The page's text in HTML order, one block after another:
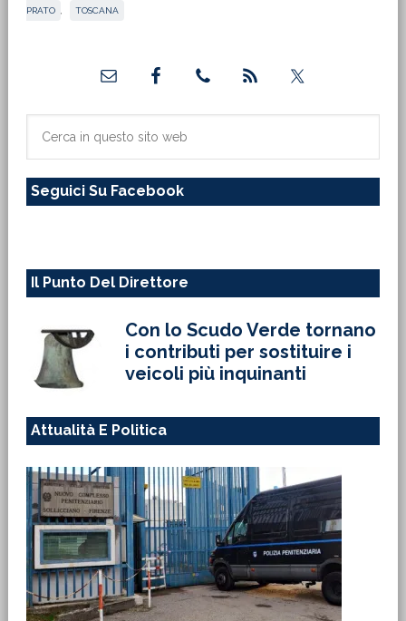
PRATO TOSCANA
primaria
sito
Seguici Su Facebook
Il Punto Del Direttore
Con lo Scudo Verde tornano
i contributi per sostituire i
veicoli più inquinanti
Attualità E Politica